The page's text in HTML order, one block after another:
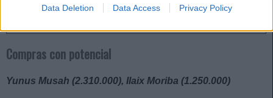
Data Deletion Data Access Privacy Policy
por orden de compra en el juego.
Compras con potencial
Yunus Musah (2.310.000), Ilaix Moriba (1.250.000)